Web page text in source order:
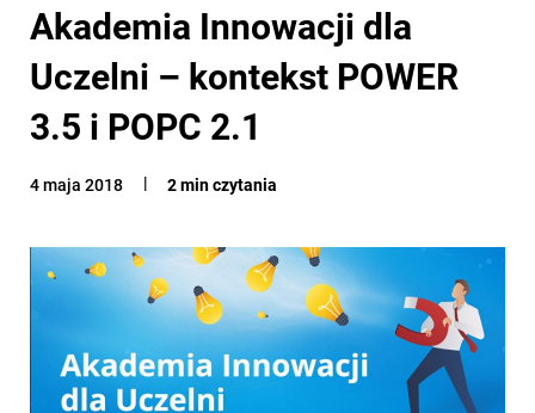
Akademia Innowacji dla
Uczelni – kontekst POWER
3.5 i POPC 2.1
4 maja 2018 2 min czytania